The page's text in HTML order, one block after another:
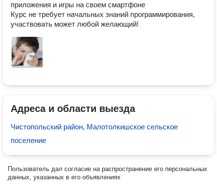
приложения и игры на своем смартфоне
Курс не требует начальных знаний программирования,
участвовать может любой желающий!
Адреса и области выезда
Чистопольский район, Малотолкишское сельское
поселение
Пользователь дал согласие на распространение его персональных
данных, указанных в его объявлениях